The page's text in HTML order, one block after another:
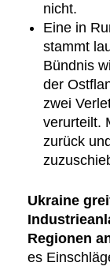
nicht.
Eine in
stammt
Bündnis
der
zwei
verurteilt.
zurück
Ukraine
Regionen
es